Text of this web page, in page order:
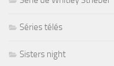
Séries télés
Sisters night